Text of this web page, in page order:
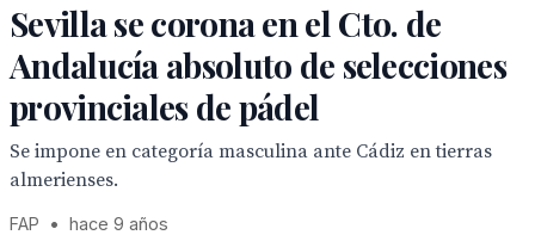
Sevilla se corona en el Cto. de
Andalucía absoluto de selecciones
provinciales de pádel
Se impone en categoría masculina ante Cádiz en tierras
almerienses.
FAP • hace 9 años